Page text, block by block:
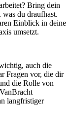
Bring dein
du draufhast.
Einblick in deine
umsetzt.
auch die
Fragen vor, die dir
die Rolle von
langfristiger